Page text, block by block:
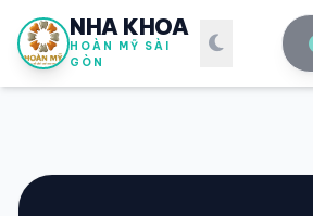
NHA KHOA
HOÀN MỸ SÀI
GÒN